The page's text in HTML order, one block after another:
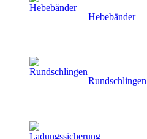
Hebebänder
Rundschlingen